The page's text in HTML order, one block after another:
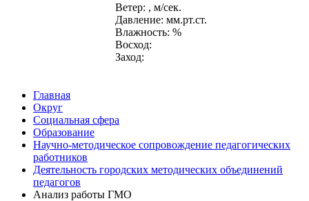
Ветер: , м/сек.
Давление: мм.рт.ст.
Влажность: %
Восход:
Заход:
Главная
Округ
Социальная сфера
Образование
Научно-методическое сопровождение педагогических
работников
Деятельность городских методических объединений
педагогов
Анализ работы ГМО